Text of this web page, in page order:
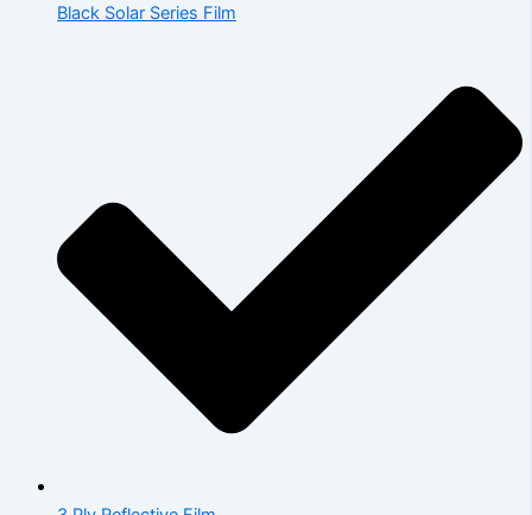
Black Solar Series Film